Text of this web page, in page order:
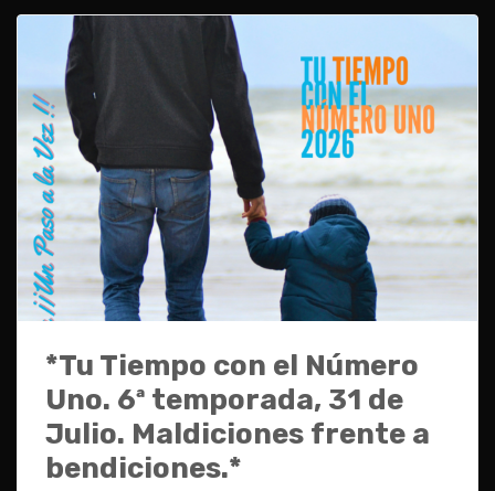
*Tu Tiempo con el Número
Uno. 6ª temporada, 31 de
Julio. Maldiciones frente a
bendiciones.*